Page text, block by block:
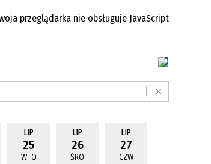
przeglądarka nie obsługuje JavaScript
LIP
25
WTO
LIP
26
ŚRO
LIP
27
CZW